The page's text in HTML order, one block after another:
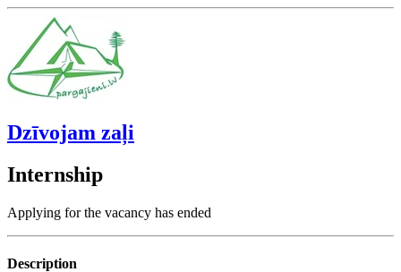
Dzīvojam zaļi
Internship
Applying for the vacancy has ended
Description